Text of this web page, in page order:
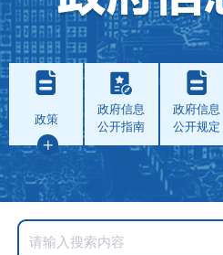
政策
政府信息
公开指南
政府信息
公开规定